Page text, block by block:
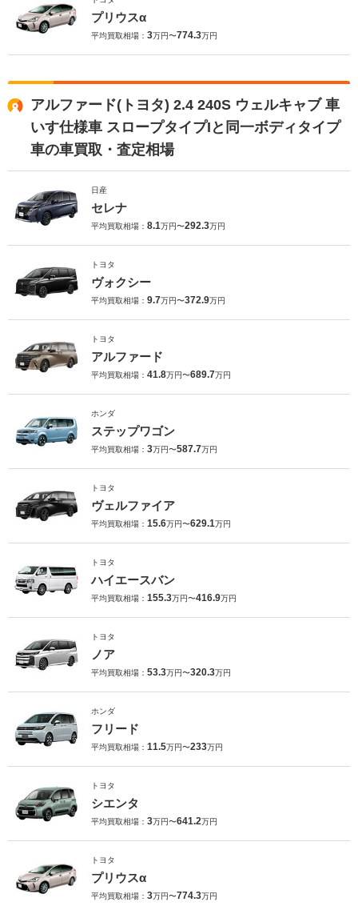
プリウスα
平均買取相場： 3万円〜774.3万円
アルファード(トヨタ) 2.4 240S ウェルキャブ 車
いす仕様車 スロープタイプIと同一ボディタイプ
車の車買取・査定相場
日産
セレナ
平均買取相場： 8.1万円〜292.3万円
トヨタ
ヴォクシー
平均買取相場： 9.7万円〜372.9万円
トヨタ
アルファード
平均買取相場： 41.8万円〜689.7万円
ホンダ
ステップワゴン
平均買取相場： 3万円〜587.7万円
トヨタ
ヴェルファイア
平均買取相場： 15.6万円〜629.1万円
トヨタ
ハイエースバン
平均買取相場： 155.3万円〜416.9万円
トヨタ
ノア
平均買取相場： 53.3万円〜320.3万円
ホンダ
フリード
平均買取相場： 11.5万円〜233万円
トヨタ
シエンタ
平均買取相場： 3万円〜641.2万円
トヨタ
プリウスα
平均買取相場： 3万円〜774.3万円